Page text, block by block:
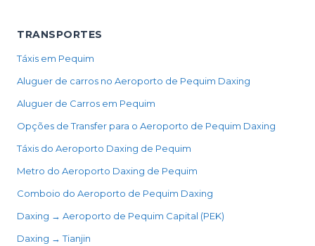
TRANSPORTES
Táxis em Pequim
Aluguer de carros no Aeroporto de Pequim Daxing
Aluguer de Carros em Pequim
Opções de Transfer para o Aeroporto de Pequim Daxing
Táxis do Aeroporto Daxing de Pequim
Metro do Aeroporto Daxing de Pequim
Comboio do Aeroporto de Pequim Daxing
Daxing → Aeroporto de Pequim Capital (PEK)
Daxing → Tianjin